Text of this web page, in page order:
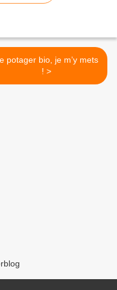
potager bio, je m’y mets
! >